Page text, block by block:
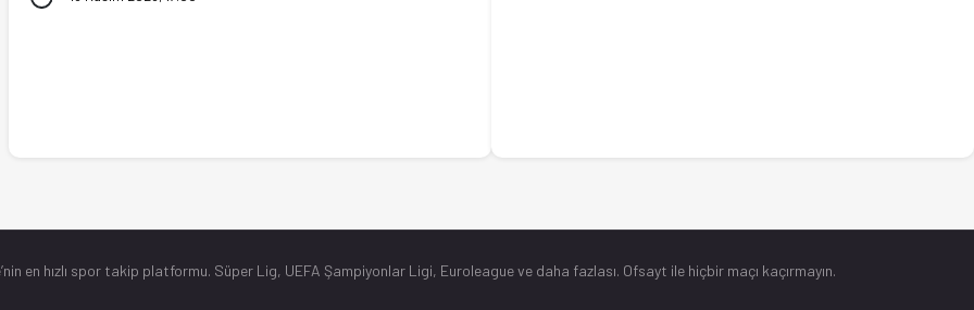
en hızlı spor takip platformu. Süper Lig, UEFA Şampiyonlar Ligi, Euroleague ve daha fazlası. Ofsayt ile hiçbir maçı kaçırmayın.